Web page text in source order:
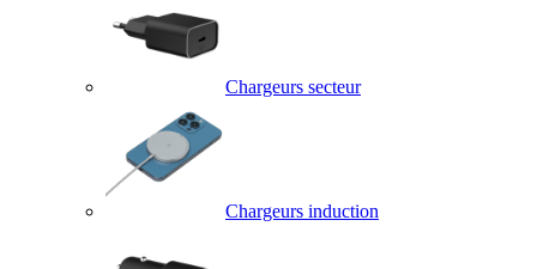
Chargeurs secteur
Chargeurs induction